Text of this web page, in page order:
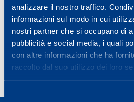
analizzare il nostro traffico.
informazioni sul modo in cui
nostri partner che si occupano di
pubblicità e social media, i quali
con altre informazioni che ha
raccolto dal suo utilizzo dei loro
MAPEI RINNOVA IL SUO
MAPEI RINNOVA IL SUO
OFFICIAL SPONSOR
2026
Leggi tutto